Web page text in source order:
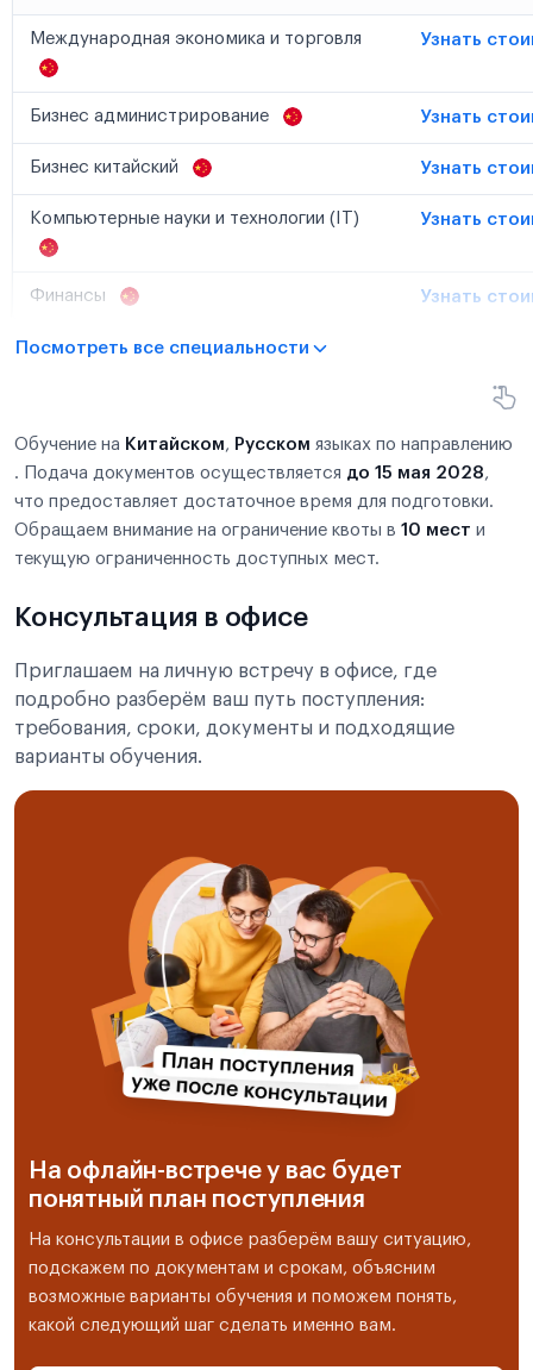
Международная экономика и торговля Узнать
Бизнес администрирование Узнать
Бизнес китайский Узнать
Компьютерные науки и технологии (IT) Узнать
Финансы Узнать
Посмотреть все специальности
Обучение на Китайском, Русском языках по направлению
. Подача документов осуществляется до 15 мая 2028,
что предоставляет достаточное время для подготовки.
Обращаем внимание на ограничение квоты в 10 мест и
текущую ограниченность доступных мест.
Консультация в офисе
Приглашаем на личную встречу в офисе, где
подробно разберём ваш путь поступления:
требования, сроки, документы и подходящие
варианты обучения.
На офлайн-встрече у вас будет
понятный план поступления
На консультации в офисе разберём вашу ситуацию,
подскажем по документам и срокам, объясним
возможные варианты обучения и поможем понять,
какой следующий шаг сделать именно вам.